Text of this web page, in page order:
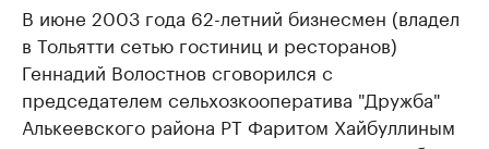
В июне 2003 года 62-летний бизнесмен (владел
в Тольятти сетью гостиниц и ресторанов)
Геннадий Волостнов сговорился с
председателем сельхозкооператива "Дружба"
Алькеевского района РТ Фаритом Хайбуллиным